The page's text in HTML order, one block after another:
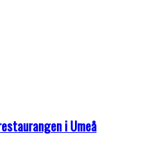
i Umeå